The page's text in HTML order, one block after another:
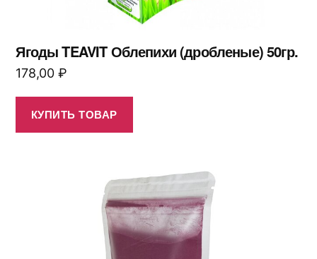
Ягоды TEAVIT Облепихи (дробленые) 50гр.
178,00 ₽
КУПИТЬ ТОВАР